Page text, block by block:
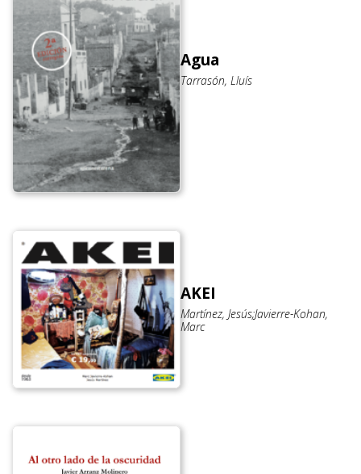
Agua
Tarrasón, Lluís
AKEI
Martínez, Jesús;Javierre-Kohan,
Marc